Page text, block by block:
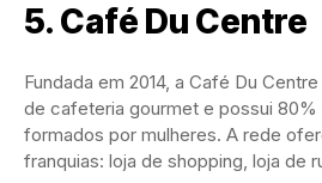
5. Café Du Centre
Fundada em 2014, a Café Du
de cafeteria gourmet e possui
formados por mulheres. A rede
franquias: loja de shopping, loja de